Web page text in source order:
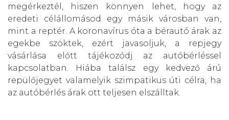
megérkeztél, hiszen könnyen lehet, hogy az
eredeti célállomásod egy másik városban van,
mint a reptér. A koronavírus óta a bérautó árak az
egekbe szöktek, ezért javasoljuk, a repjegy
vásárlása előtt tájékozódj az autóbérléssel
kapcsolatban. Hiába találsz egy kedvező árú
repülőjegyet valamelyik szimpatikus úti célra, ha
az autóbérlés árak ott teljesen elszálltak.